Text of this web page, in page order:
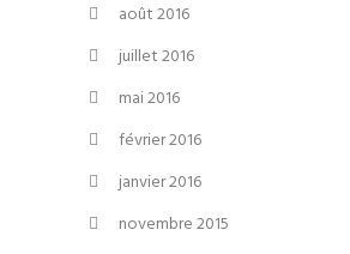
août 2016
juillet 2016
mai 2016
février 2016
janvier 2016
novembre 2015